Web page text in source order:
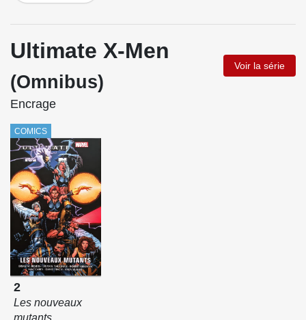
Ultimate X-Men
(Omnibus)
Voir la série
Encrage
COMICS
2
Les nouveaux
mutants